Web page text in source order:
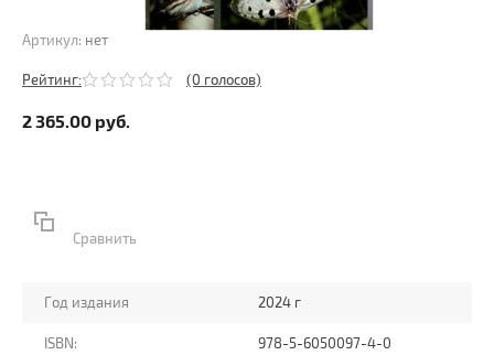
Артикул: нет
Рейтинг: (0 голосов)
2 365.00 руб.
Сравнить
Год издания 2024 г
ISBN: 978-5-6050097-4-0